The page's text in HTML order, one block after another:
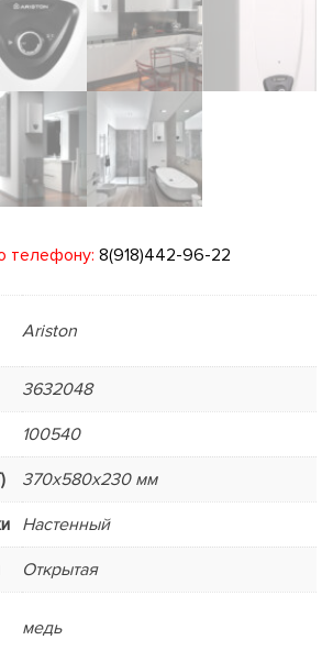
телефону: 8(918)442-96-22
Ariston
3632048
100540
370x580x230 мм
Настенный
Открытая
медь